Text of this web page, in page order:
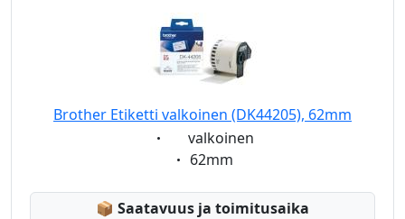
Brother Etiketti valkoinen (DK44205), 62mm
Eigenschaft:
valkoinen
Eigenschaft:
62mm
📦 Lagerstatus:
Saatavuus ja toimitusaika